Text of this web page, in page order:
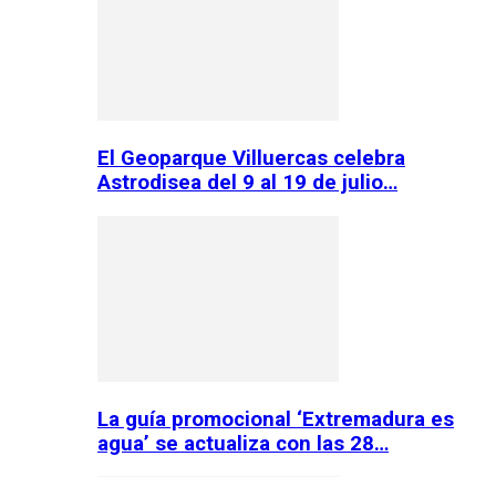
El Geoparque Villuercas celebra
Astrodisea del 9 al 19 de julio…
La guía promocional ‘Extremadura es
agua’ se actualiza con las 28…